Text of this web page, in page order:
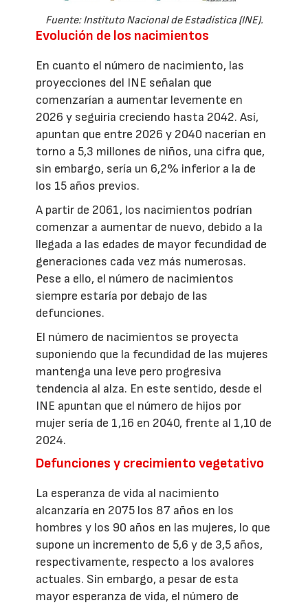
Fuente: Instituto Nacional de Estadística (INE).
Evolución de los nacimientos
En cuanto el número de nacimiento, las
proyecciones del INE señalan que
comenzarían a aumentar levemente en
2026 y seguiría creciendo hasta 2042. Así,
apuntan que entre 2026 y 2040 nacerían en
torno a 5,3 millones de niños, una cifra que,
sin embargo, sería un 6,2% inferior a la de
los 15 años previos.
A partir de 2061, los nacimientos podrían
comenzar a aumentar de nuevo, debido a la
llegada a las edades de mayor fecundidad de
generaciones cada vez más numerosas.
Pese a ello, el número de nacimientos
siempre estaría por debajo de las
defunciones.
El número de nacimientos se proyecta
suponiendo que la fecundidad de las mujeres
mantenga una leve pero progresiva
tendencia al alza. En este sentido, desde el
INE apuntan que el número de hijos por
mujer sería de 1,16 en 2040, frente al 1,10 de
2024.
Defunciones y crecimiento vegetativo
La esperanza de vida al nacimiento
alcanzaría en 2075 los 87 años en los
hombres y los 90 años en las mujeres, lo que
supone un incremento de 5,6 y de 3,5 años,
respectivamente, respecto a los avalores
actuales. Sin embargo, a pesar de esta
mayor esperanza de vida, el número de